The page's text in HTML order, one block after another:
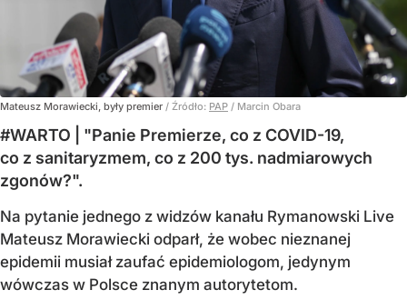
Mateusz Morawiecki, były premier / Źródło: PAP / Marcin Obara
#WARTO | "Panie Premierze, co z COVID-19,
co z sanitaryzmem, co z 200 tys. nadmiarowych
zgonów?".
Na pytanie jednego z widzów kanału Rymanowski Live
Mateusz Morawiecki odparł, że wobec nieznanej
epidemii musiał zaufać epidemiologom, jedynym
wówczas w Polsce znanym autorytetom.